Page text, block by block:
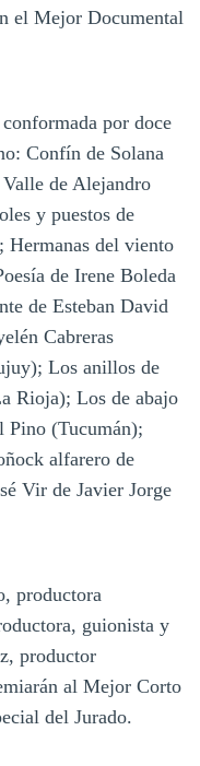
el Mejor Documental
por doce
Confín de Solana
de Alejandro
y puestos de
Hermanas del viento
de Irene Boleda
de Esteban David
Cabreras
Los anillos de
Rioja); Los de abajo
Pino (Tucumán);
alfarero de
Vir de Javier Jorge
productora
guionista y
productor
al Mejor Corto
del Jurado.